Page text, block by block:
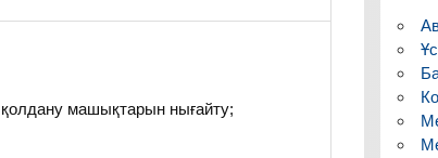
қолдану машықтарын нығайту;